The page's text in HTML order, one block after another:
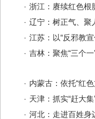
浙江：赓续红色根
辽宁：树正气、聚
江苏：以“反邪教
吉林：聚焦“三个
内蒙古：依托“红
天津：抓实“赶大
河北：走进百姓身